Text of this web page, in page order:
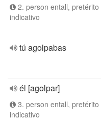
2. person entall,
indicativo
tú agolpabas
él [agolpar]
3. person entall,
indicativo